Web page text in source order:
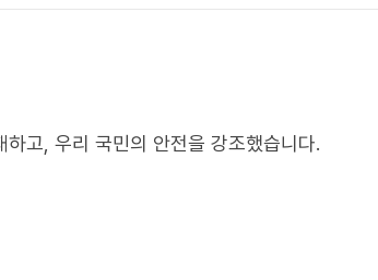
고, 우리 국민의 안전을 강조했습니다.